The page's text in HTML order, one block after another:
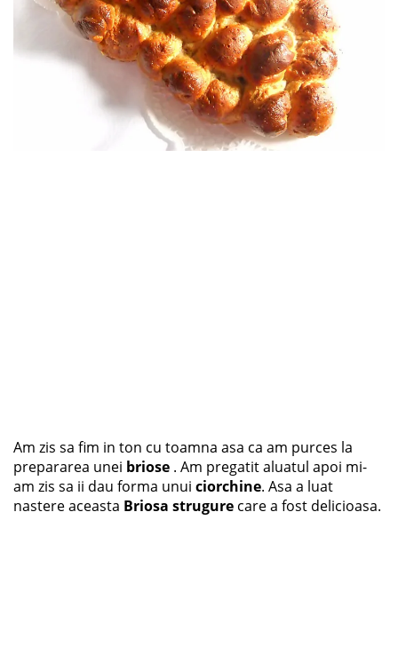
Am zis sa fim in ton cu toamna asa ca am purces la
prepararea unei briose . Am pregatit aluatul apoi mi-
am zis sa ii dau forma unui ciorchine. Asa a luat
nastere aceasta Briosa strugure care a fost delicioasa.